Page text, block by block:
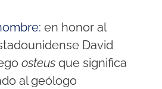
: en honor al
David
osteus que significa
al geólogo